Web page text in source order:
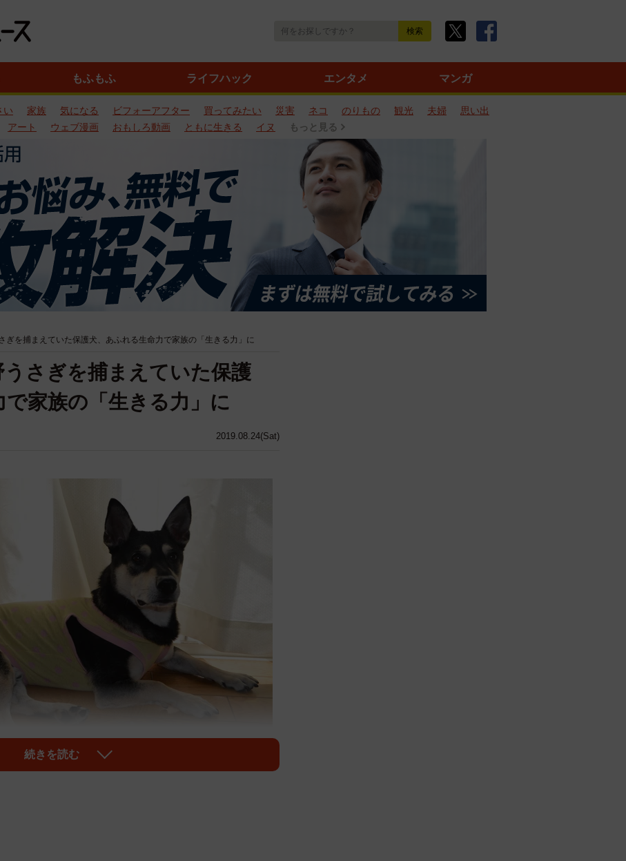
もふもふ ライフハック エンタメ マンガ
い 家族 気になる ビフォーアフター 買ってみたい 災害 ネコ のりもの 観光 夫婦
思い出
アート ウェブ漫画 おもしろ動画 ともに生きる イヌ もっと見る
ぎを捕まえていた保護犬、あふれる生命力で家族の「生きる力」に
2019.08.24(Sat)
さぎを捕まえていた保護
家族の「生きる力」に
続きを読む